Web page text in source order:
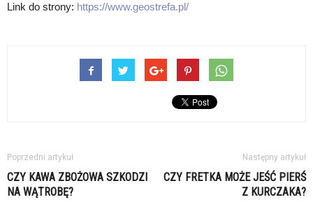
Link do strony: https://www.geostrefa.pl/
Poprzedni artykuł
CZY KAWA ZBOŻOWA SZKODZI
NA WĄTROBĘ?
Następny artykuł
CZY FRETKA MOŻE JEŚĆ PIERŚ
Z KURCZAKA?